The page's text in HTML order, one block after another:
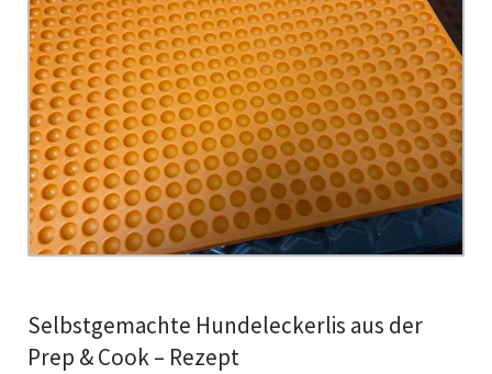
Selbstgemachte Hundeleckerlis aus der
Prep & Cook – Rezept